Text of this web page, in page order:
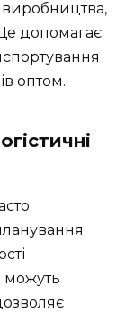
виробництва,
допомагає
оптом.
можуть